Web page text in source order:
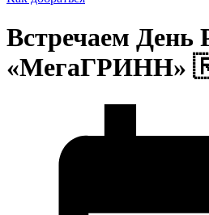
Встречаем День
«МегаГРИНН»